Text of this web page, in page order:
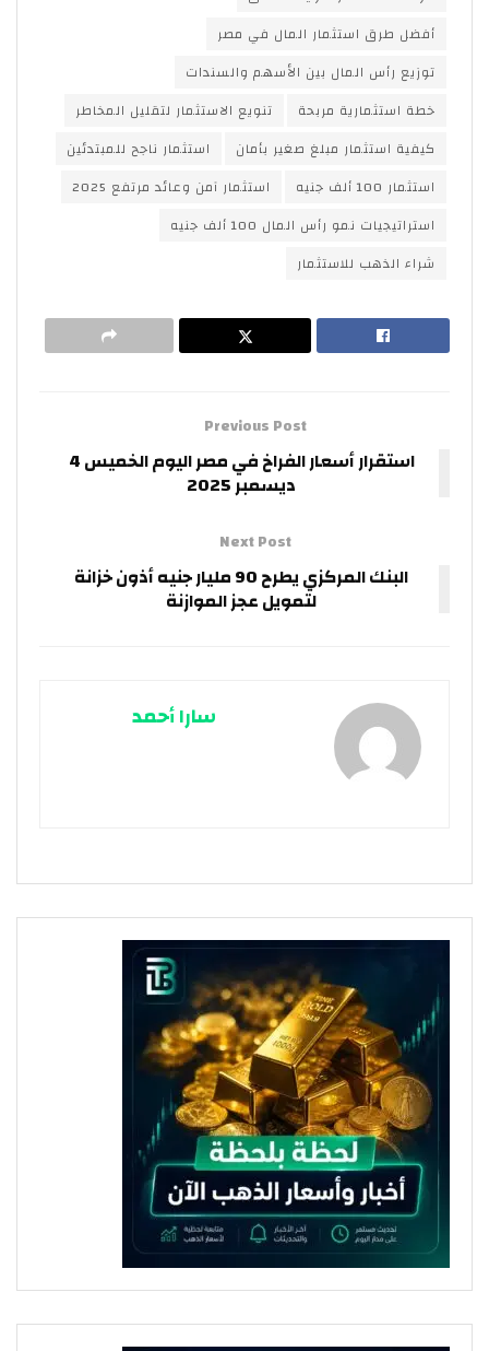
أفضل طرق استثمار المال في مصر
توزيع رأس المال بين الأسهم والسندات
خطة استثمارية مربحة
تنويع الاستثمار لتقليل المخاطر
كيفية استثمار مبلغ صغير بأمان
استثمار ناجح للمبتدئين
استثمار 100 ألف جنيه
استثمار آمن وعائد مرتفع 2025
استراتيجيات نمو رأس المال 100 ألف جنيه
شراء الذهب للاستثمار
Previous Post
استقرار أسعار الفراخ في مصر اليوم الخميس 4
ديسمبر 2025
Next Post
البنك المركزي يطرح 90 مليار جنيه أذون خزانة
لتمويل عجز الموازنة
سارا أحمد